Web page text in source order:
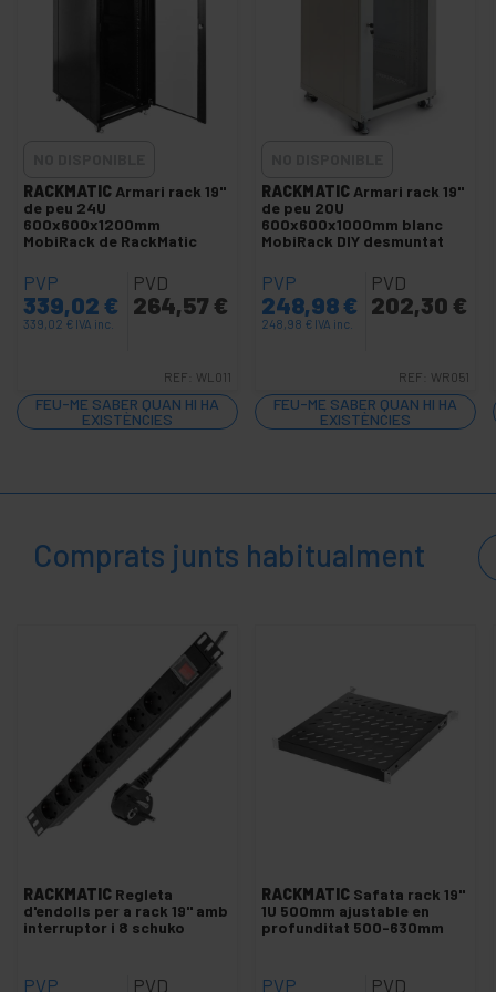
Seguretat,
alarmes i
control
+
i gadgets
Llar i
empresa +
de
lleure
+
RACKMATIC Armari rack 19"
de peu 24U
600x600x1200mm
MobiRack de RackMatic
PVP
339,02 €
339,02 € IVA inc.
PVD
264,57 €
REF: WL011
FEU-ME SABER QUAN HI HA
EXISTÈNCIES
RACKMATIC Armari rack 19"
de peu 20U
600x600x1000mm blanc
MobiRack DIY desmuntat
PVP
248,98€
248,98 € IVA inc.
PVD
202,30 €
REF: WR051
FEU-ME SABER QUAN HI HA
EXISTÈNCIES
Comprats junts habitualment
RACKMATIC Regleta
d'endolls per a rack 19" amb
interruptor i 8 schuko
PVP PVD
RACKMATIC Safata rack 19"
1U 500mm ajustable en
profunditat 500-630mm
PVP PVD